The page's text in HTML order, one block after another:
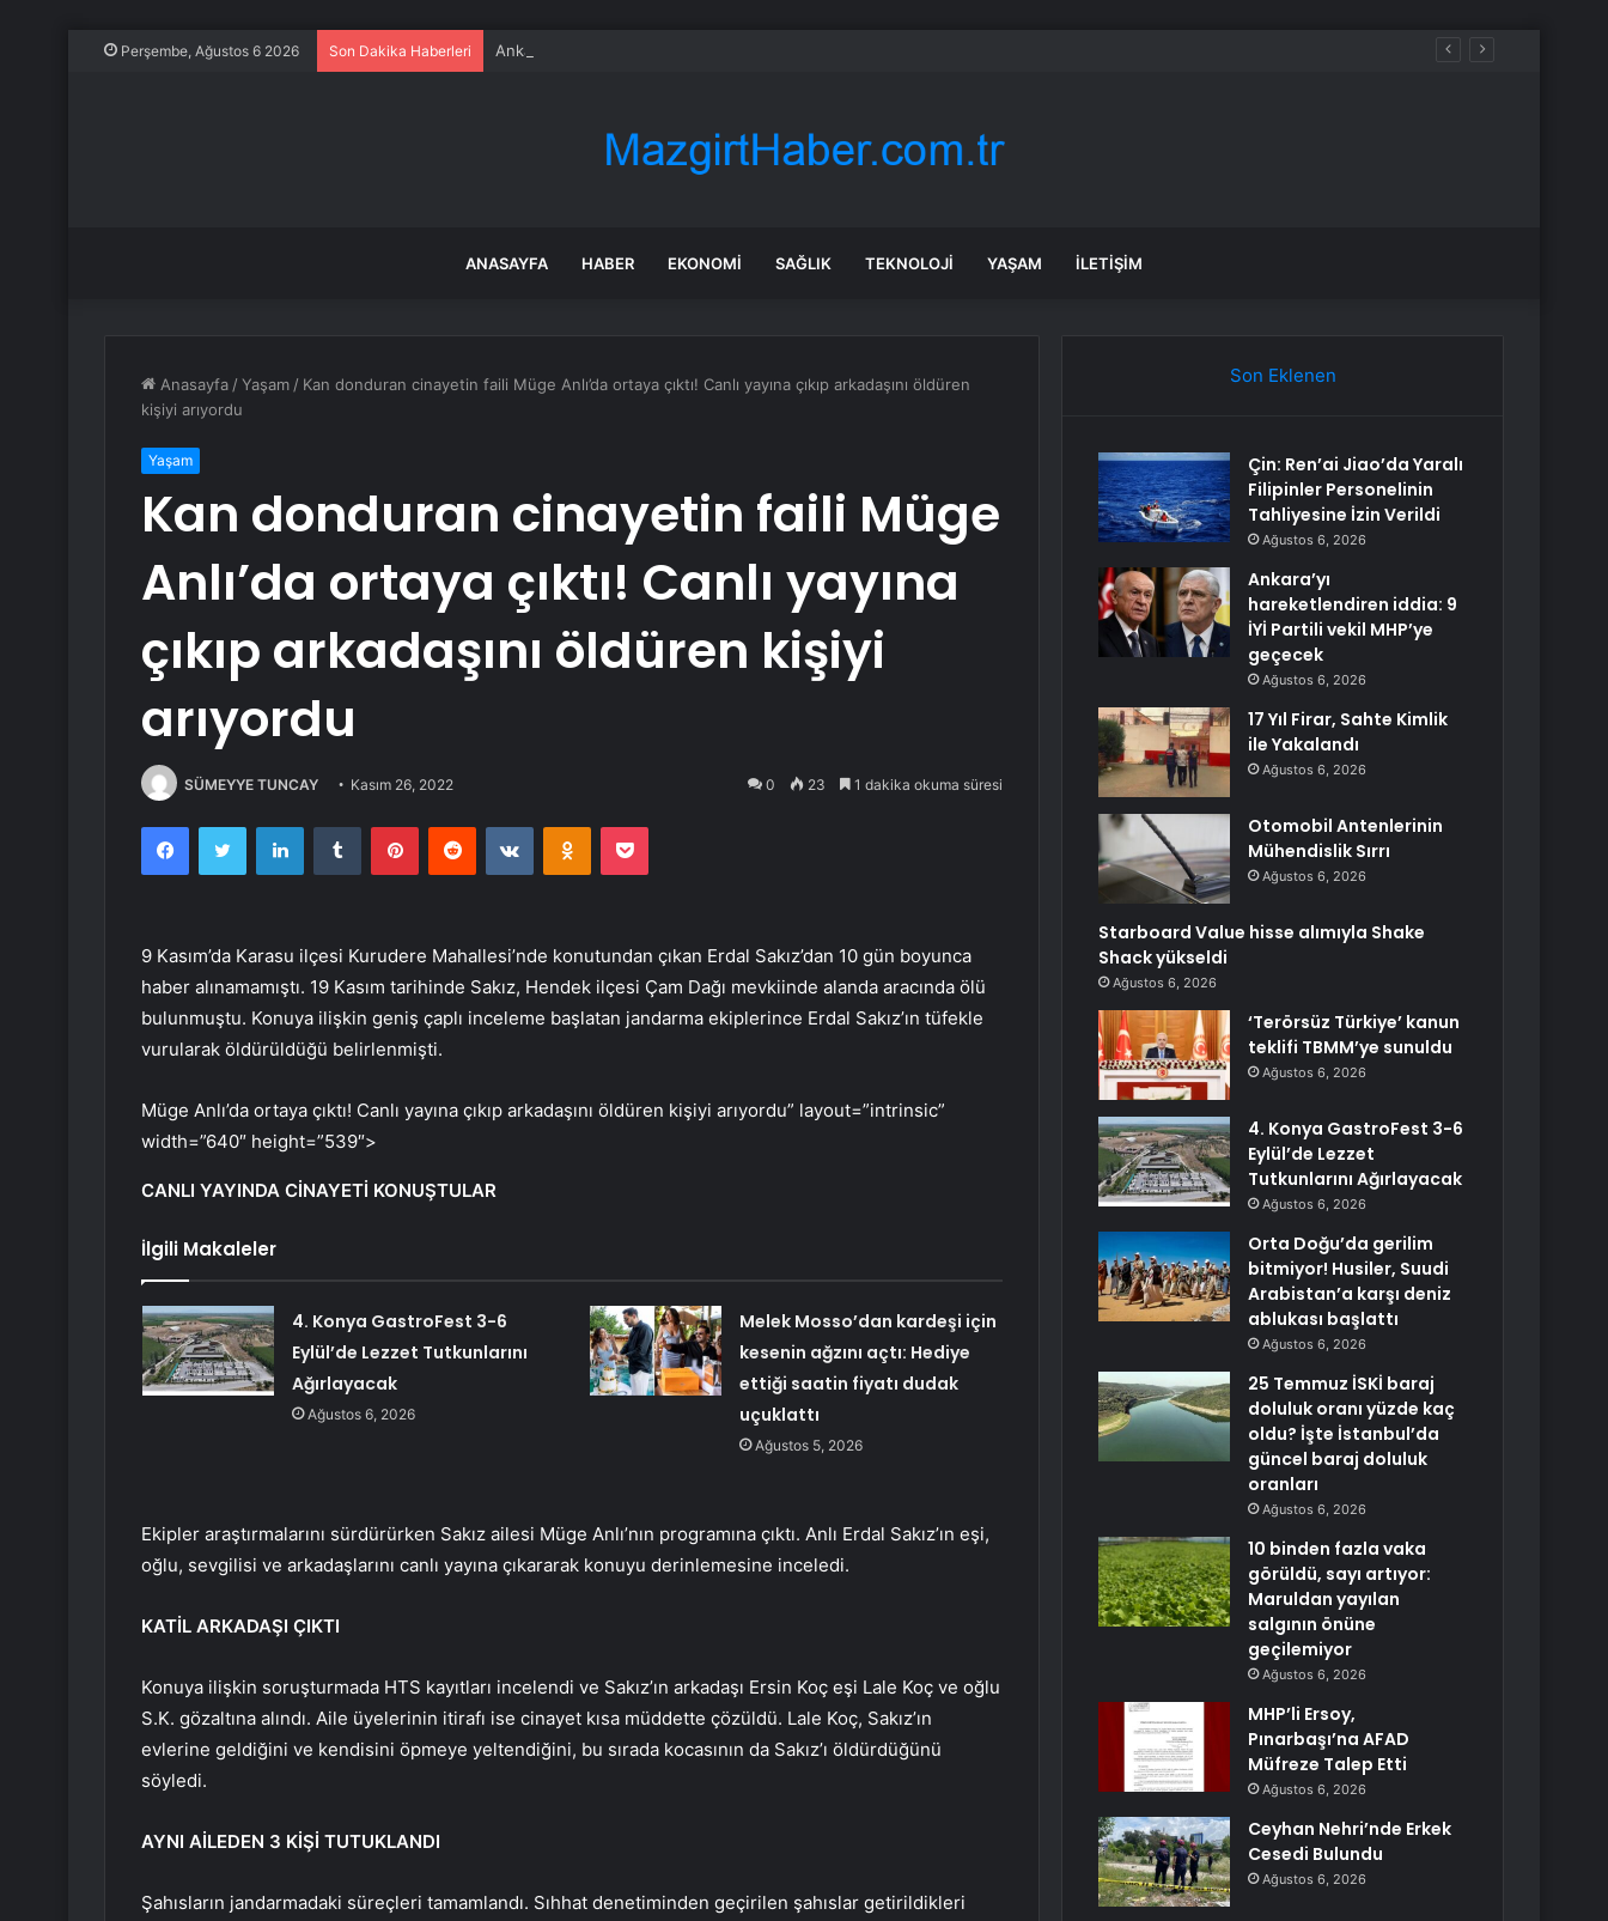
Perşembe, Ağustos 6 2026 Son Dakika Haberleri Ankara’yı hareketlendiren iddia: 9 İYİ Partili vekil MHP’ye geçecek
ANASAYFA HABER EKONOMI SAĞLIK TEKNOLOJI YAŞAM İLETIŞIM
Anasayfa /Yaşam / Kan donduran cinayetin faili Müge Anlı’da ortaya çıktı! Canlı yayına çıkıp arkadaşını öldüren
kişiyi arıyordu
Yaşam
Kan donduran cinayetin faili Müge
Anlı’da ortaya çıktı! Canlı yayına
çıkıp arkadaşını öldüren kişiyi
arıyordu
SÜMEYYE TUNCAY Kasım 26, 2022 0 23 1 dakika okuma süresi
FacebookTwitter LinkedInTumblr PinterestReddit VKontakteOdnoklassniki
Pocket
9 Kasım’da Karasu ilçesi Kurudere Mahallesi’nde konutundan çıkan Erdal Sakız’dan 10 gün boyunca
haber alınamamıştı. 19 Kasım tarihinde Sakız, Hendek ilçesi Çam Dağı mevkiinde alanda aracında ölü
bulunmuştu. Konuya ilişkin geniş çaplı inceleme başlatan jandarma ekiplerince Erdal Sakız’ın tüfekle
vurularak öldürüldüğü belirlenmişti.
Müge Anlı’da ortaya çıktı! Canlı yayına çıkıp arkadaşını öldüren kişiyi arıyordu” layout=”intrinsic”
width=”640″ height=”539″>
CANLI YAYINDA CİNAYETİ KONUŞTULAR
İlgili Makaleler
4. Konya GastroFest 3-6
Eylül’de Lezzet Tutkunlarını
Ağırlayacak
Ağustos 6, 2026
Melek Mosso’dan kardeşi için
kesenin ağzını açtı: Hediye
ettiği saatin fiyatı dudak
uçuklattı
Ağustos 5, 2026
Ekipler araştırmalarını sürdürürken Sakız ailesi Müge Anlı’nın programına çıktı. Anlı Erdal Sakız’ın eşi,
oğlu, sevgilisi ve arkadaşlarını canlı yayına çıkararak konuyu derinlemesine inceledi.
KATİL ARKADAŞI ÇIKTI
Konuya ilişkin soruşturmada HTS kayıtları incelendi ve Sakız’ın arkadaşı Ersin Koç eşi Lale Koç ve oğlu
S.K. gözaltına alındı. Aile üyelerinin itirafı ise cinayet kısa müddette çözüldü. Lale Koç, Sakız’ın
evlerine geldiğini ve kendisini öpmeye yeltendiğini, bu sırada kocasının da Sakız’ı öldürdüğünü
söyledi.
AYNI AİLEDEN 3 KİŞİ TUTUKLANDI
Şahısların jandarmadaki süreçleri tamamlandı. Sıhhat denetiminden geçirilen şahıslar getirildikleri
Son Eklenen
Çin: Ren’ai Jiao’da Yaralı
Filipinler Personelinin
Tahliyesine İzin Verildi
Ağustos 6, 2026
Ankara’yı
hareketlendiren iddia: 9
İYİ Partili vekil MHP’ye
geçecek
Ağustos 6, 2026
17 Yıl Firar, Sahte Kimlik
ile Yakalandı
Ağustos 6, 2026
Otomobil Antenlerinin
Mühendislik Sırrı
Ağustos 6, 2026
Starboard Value hisse alımıyla Shake
Shack yükseldi
Ağustos 6, 2026
‘Terörsüz Türkiye’ kanun
teklifi TBMM’ye sunuldu
Ağustos 6, 2026
4. Konya GastroFest 3-6
Eylül’de Lezzet
Tutkunlarını Ağırlayacak
Ağustos 6, 2026
Orta Doğu’da gerilim
bitmiyor! Husiler, Suudi
Arabistan’a karşı deniz
ablukası başlattı
Ağustos 6, 2026
25 Temmuz İSKİ baraj
doluluk oranı yüzde kaç
oldu? İşte İstanbul’da
güncel baraj doluluk
oranları
Ağustos 6, 2026
10 binden fazla vaka
görüldü, sayı artıyor:
Maruldan yayılan
salgının önüne
geçilemiyor
Ağustos 6, 2026
MHP’li Ersoy,
Pınarbaşı’na AFAD
Müfreze Talep Etti
Ağustos 6, 2026
Ceyhan Nehri’nde Erkek
Cesedi Bulundu
Ağustos 6, 2026